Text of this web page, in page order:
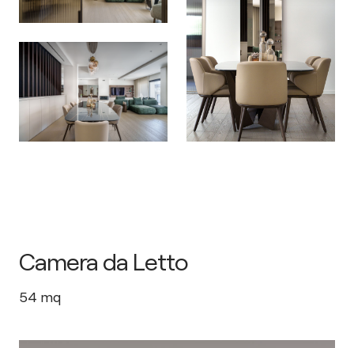
Camera da Letto
54 mq